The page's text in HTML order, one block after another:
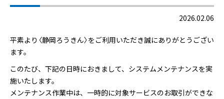
2026.02.06
平素より〈静岡ろうきん〉をご利用いただき誠にありがとうござい
ます。
このたび、下記の日時におきまして、システムメンテナンスを実
施いたします。
メンテナンス作業中は、一時的に対象サービスのお取引ができな